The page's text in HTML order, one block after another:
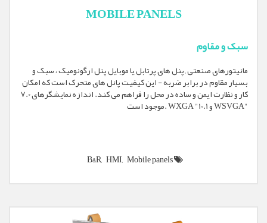
MOBILE PANELS
سبک و مقاوم
مانیتورهای صنعتی , پنل های پرتابل یا موبایل پنل ارگونومیک ، سبک و
بسیار مقاوم در برابر ضربه - این کیفیت پانل های متحرک است که امکان
کار و نظارت ایمن و ساده در محل را فراهم می کند. اندازه نمایشگرهای 7.0
"WSVGA و 10.1" WXGA .موجود است
B&R, HMI, Mobile panels